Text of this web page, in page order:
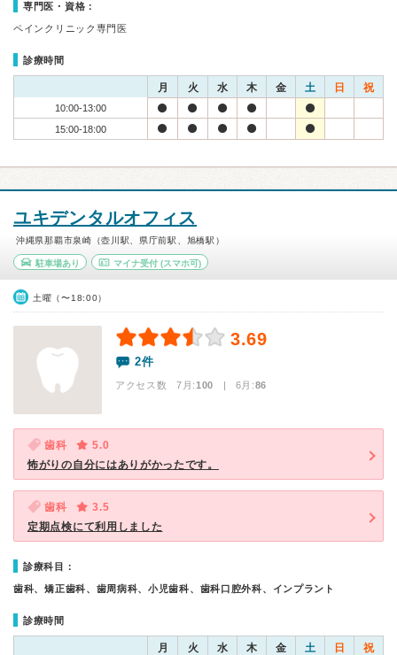
専門医・資格：
ペインクリニック専門医
診療時間
月 火 水 木 金 土 日 祝
10:00-13:00
15:00-18:00
ユキデンタルオフィス
沖縄県那覇市泉崎（壺川駅、県庁前駅、旭橋駅）
駐車場あり マイナ受付(スマホ可)
土曜（〜18:00）
3.69
2件
アクセス数 7月:100 | 6月:86
歯科
5.0
怖がりの自分にはありがかったです。
歯科
3.5
定期点検にて利用しました
診療科目：
歯科、矯正歯科、歯周病科、小児歯科、歯科口腔外科、インプラント
診療時間
月 火 水 木 金 土 日 祝